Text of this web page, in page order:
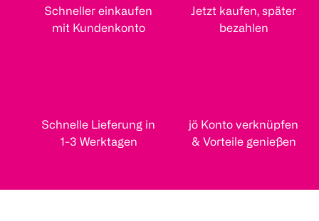
Schneller einkaufen
mit Kundenkonto
Jetzt kaufen, später
bezahlen
Schnelle Lieferung in
1-3 Werktagen
jö Konto verknüpfen
& Vorteile genießen